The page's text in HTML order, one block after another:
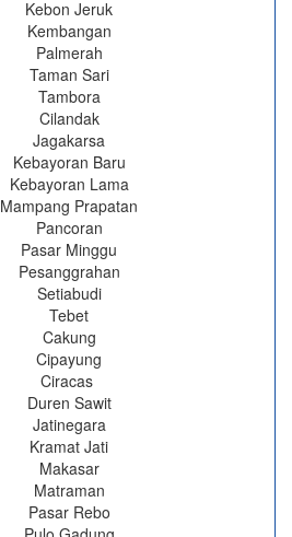
Kebon Jeruk
Kembangan
Palmerah
Taman Sari
Tambora
Cilandak
Jagakarsa
Kebayoran Baru
Kebayoran Lama
Mampang Prapatan
Pancoran
Pasar Minggu
Pesanggrahan
Setiabudi
Tebet
Cakung
Cipayung
Ciracas
Duren Sawit
Jatinegara
Kramat Jati
Makasar
Matraman
Pasar Rebo